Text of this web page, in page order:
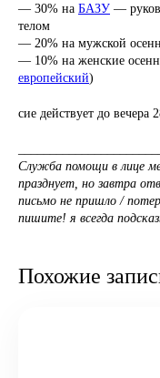
— 30% на БАЗУ —
телом
— 20% на мужской
— 10% на женские
европейский)
сие действует до вечера
Служба помощи в лице
празднует, но завтра
письмо не пришло /
пишите! я всегда
Похожие